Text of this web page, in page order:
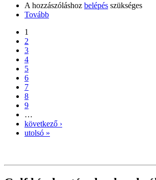
A hozzászóláshoz belépés szükséges
Tovább
1
2
3
4
5
6
7
8
9
…
következő ›
utolsó »